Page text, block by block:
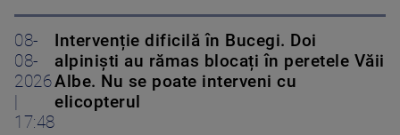
08-
08-
2026
|
17:48
Intervenție dificilă în Bucegi. Doi
alpiniști au rămas blocați în peretele Văii
Albe. Nu se poate interveni cu
elicopterul